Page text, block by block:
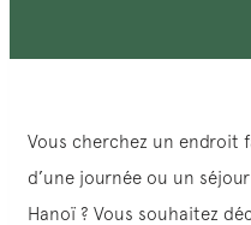
Vous cherchez un endroit
d’une journée ou un
Hanoï ? Vous souhaitez